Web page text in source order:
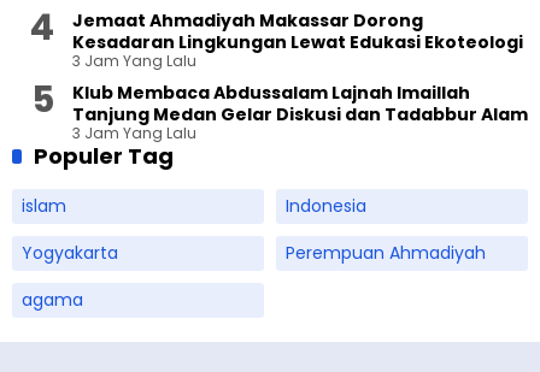
Jemaat Ahmadiyah Makassar Dorong
Kesadaran Lingkungan Lewat Edukasi Ekoteologi
3 Jam Yang Lalu
Klub Membaca Abdussalam Lajnah Imaillah
Tanjung Medan Gelar Diskusi dan Tadabbur Alam
3 Jam Yang Lalu
Populer Tag
islam
Indonesia
Yogyakarta
Perempuan Ahmadiyah
agama